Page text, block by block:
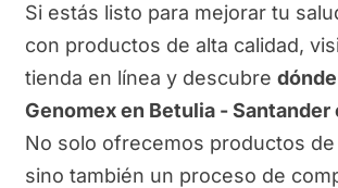
Si estás listo para mejorar tu
con productos de alta calidad,
tienda en línea y descubre
Genomex en Betulia - Santander
No solo ofrecemos productos de
sino también un proceso de